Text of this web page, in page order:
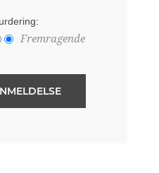
Fremragende